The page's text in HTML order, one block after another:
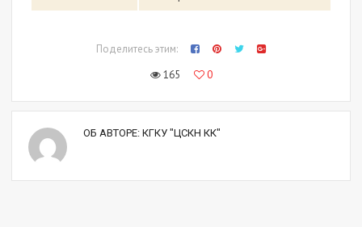
Поделитесь этим:
165
0
ОБ АВТОРЕ: КГКУ "ЦСКН КК"